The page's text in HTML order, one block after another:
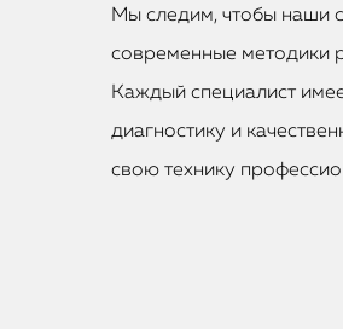
Мы следим, чтобы наши
современные методики
Каждый специалист
диагностику и
свою технику